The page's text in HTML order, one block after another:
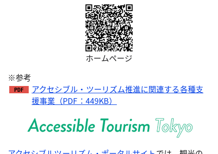
ホームページ
※参考
アクセシブル・ツーリズム推進に関連する各種支
援事業（PDF：449KB）